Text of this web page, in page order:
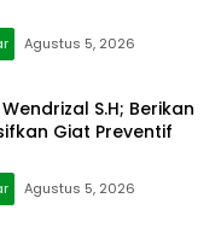
Agustus 5, 2026
S.H; Berikan
Giat Preventif
Agustus 5, 2026